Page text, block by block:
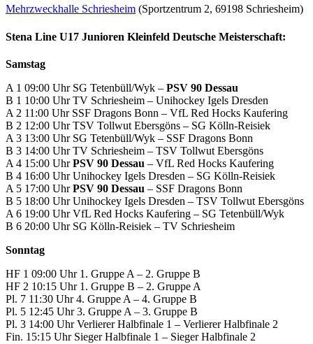
Mehrzweckhalle Schriesheim (Sportzentrum 2, 69198 Schriesheim)
Stena Line U17 Junioren Kleinfeld Deutsche Meisterschaft:
Samstag
A 1 09:00 Uhr SG Tetenbüll/Wyk – PSV 90 Dessau
B 1 10:00 Uhr TV Schriesheim – Unihockey Igels Dresden
A 2 11:00 Uhr SSF Dragons Bonn – VfL Red Hocks Kaufering
B 2 12:00 Uhr TSV Tollwut Ebersgöns – SG Kölln-Reisiek
A 3 13:00 Uhr SG Tetenbüll/Wyk – SSF Dragons Bonn
B 3 14:00 Uhr TV Schriesheim – TSV Tollwut Ebersgöns
A 4 15:00 UhrPSV 90 Dessau – VfL Red Hocks Kaufering
B 4 16:00 Uhr Unihockey Igels Dresden – SG Kölln-Reisiek
A 5 17:00 UhrPSV 90 Dessau – SSF Dragons Bonn
B 5 18:00 Uhr Unihockey Igels Dresden – TSV Tollwut Ebersgöns
A 6 19:00 Uhr VfL Red Hocks Kaufering – SG Tetenbüll/Wyk
B 6 20:00 Uhr SG Kölln-Reisiek – TV Schriesheim
Sonntag
HF 1 09:00 Uhr 1. Gruppe A – 2. Gruppe B
HF 2 10:15 Uhr 1. Gruppe B – 2. Gruppe A
Pl. 7 11:30 Uhr 4. Gruppe A – 4. Gruppe B
Pl. 5 12:45 Uhr 3. Gruppe A – 3. Gruppe B
Pl. 3 14:00 Uhr Verlierer Halbfinale 1 – Verlierer Halbfinale 2
Fin. 15:15 Uhr Sieger Halbfinale 1 – Sieger Halbfinale 2